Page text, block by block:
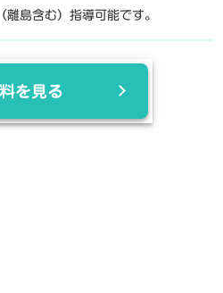
離島含む）指導可能です。
を見る